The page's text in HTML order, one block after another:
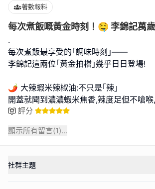
著數報料
每次煮飯嘅黃金時刻！🤤 李錦記萬歲
.
每次煮飯最享受的｢調味時刻｣——
李錦記這兩位｢黃金拍檔｣幾乎日日登場!
🌶️ 大辣蝦米辣椒油:不只是｢辣｣
開蓋就聞到濃濃蝦米焦香,辣度足但不嗆
評分
顯示所有留言(1)...
社群主題